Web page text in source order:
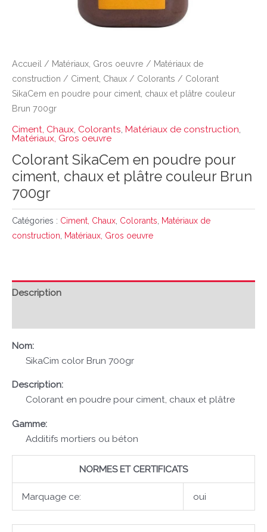
Accueil / Matériaux, Gros oeuvre / Matériaux de
construction / Ciment, Chaux / Colorants / Colorant
SikaCem en poudre pour ciment, chaux et plâtre couleur
Brun 700gr
Ciment, Chaux, Colorants, Matériaux de construction,
Matériaux, Gros oeuvre
Colorant SikaCem en poudre pour
ciment, chaux et plâtre couleur Brun
700gr
Catégories : Ciment, Chaux Colorants
Matériaux de
construction
Matériaux, Gros oeuvre
Description
Nom:
SikaCim color Brun 700gr
Description:
Colorant en poudre pour ciment, chaux et plâtre
Gamme:
Additifs mortiers ou béton
NORMES ET CERTIFICATS
Marquage ce: oui